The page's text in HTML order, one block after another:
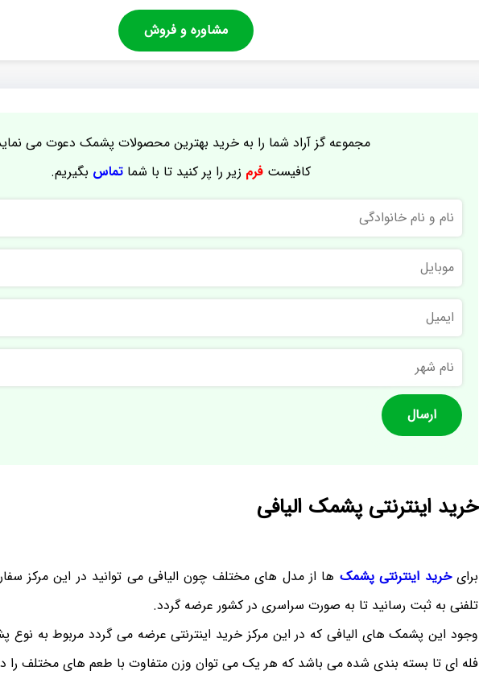
مشاوره و فروش
مجموعه گز آراد شما را به خرید بهترین محصولات پشمک دعوت می
کافیستفرم زیر را پر کنید تا با شماتماس بگیریم.
و
نام
خانوادگی
موبایل
ایمیل
نام
شهر
خرید اینترنتی پشمک الیافی
برایخرید اینترنتی پشمک ها از مدل های مختلف چون الیافی می توانید در این مرکز
تلفنی به ثبت رسانید تا به صورت سراسری در کشور عرضه گردد.
وجود این پشمک های الیافی که در این مرکز خرید اینترنتی عرضه می گردد مربوط به
فله ای تا بسته بندی شده می باشد که هر یک می توان وزن متفاوت با طعم های مختلف را